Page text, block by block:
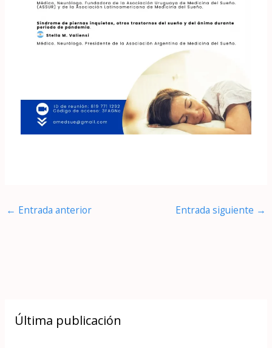
← Entrada anterior Entrada siguiente →
Última publicación